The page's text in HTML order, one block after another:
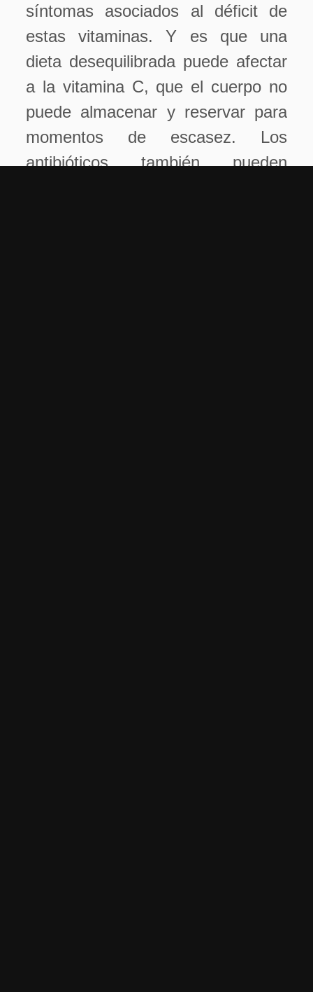
síntomas asociados al déficit de
estas vitaminas. Y es que una
dieta desequilibrada puede afectar
a la vitamina C, que el cuerpo no
puede almacenar y reservar para
momentos de escasez. Los
antibióticos también pueden